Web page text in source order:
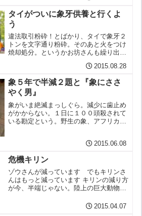
タイがついに象牙供養と行くよ
う
違法取引粉砕！とばかり、タイで象牙２
トンを文字通り粉砕。そのあと火をつけ
焼却処分。というかお坊さんも繰り出し
立ち会った。「これは、象牙の密輸に反
対するというタイ政府の強い決意と、
タイが国際的な規則を守る...
2015.08.28
象５年で半減２題と『象にささ
やく男』
象がいま絶滅まっしぐら。減少に歯止め
がかからない。１日に１００頭殺されて
いる勘定という。野生の象、アフリカに
た。WCS野生生物保護協会によると５年
2015.06.08
危機キリン
ゾウさんが減っています でもキリンさ
んはもっと減っています キリンの減り方
が今、半端じゃない。陸上の巨大動物と
図体がでかいと今の世界、やはり分が悪
2015.04.07